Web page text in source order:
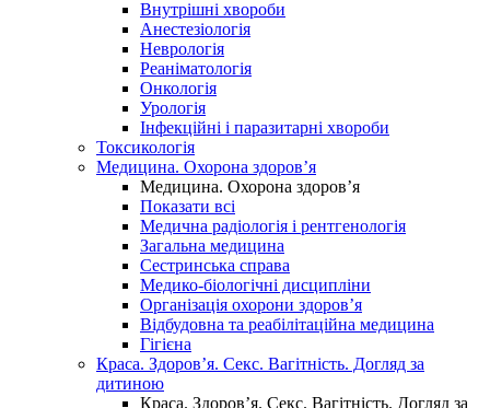
Внутрішні хвороби
Анестезіологія
Неврологія
Реаніматологія
Онкологія
Урологія
Інфекційні і паразитарні хвороби
Токсикологія
Медицина. Охорона здоров’я
Медицина. Охорона здоров’я
Показати всі
Медична радіологія і рентгенологія
Загальна медицина
Сестринська справа
Медико-біологічні дисципліни
Організація охорони здоров’я
Відбудовна та реабілітаційна медицина
Гігієна
Краса. Здоров’я. Секс. Вагітність. Догляд за
дитиною
Краса. Здоров’я. Секс. Вагітність. Догляд за